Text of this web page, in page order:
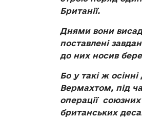
Британії.
Днями вони
поставлені
до них носив
Бо у такі ж
Вермахтом, під
операції
британських